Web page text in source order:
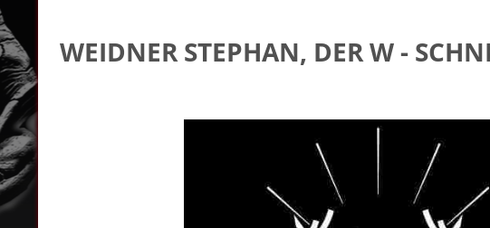
WEIDNER STEPHAN, DER W-